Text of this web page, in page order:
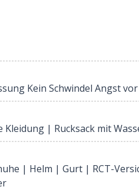
Kein Schwindel Angst
| Rucksack mit
| Helm | Gurt | RCT-